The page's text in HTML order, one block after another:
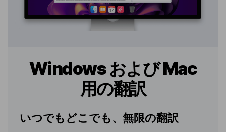
Windows および Mac
用の翻訳
いつでもどこでも、無限の翻訳